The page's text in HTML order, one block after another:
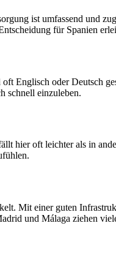
ist umfassend und
für Spanien
Englisch oder Deutsch
schnell einzuleben.
hier oft leichter als in
Mit einer guten
und Málaga ziehen